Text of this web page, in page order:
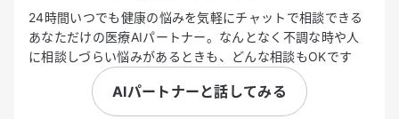
24時間いつでも健康の悩みを気軽にチャットで相談できる
あなただけの医療AIパートナー。なんとなく不調な時や人
に相談しづらい悩みがあるときも、どんな相談もOKです
AIパートナーと話してみる